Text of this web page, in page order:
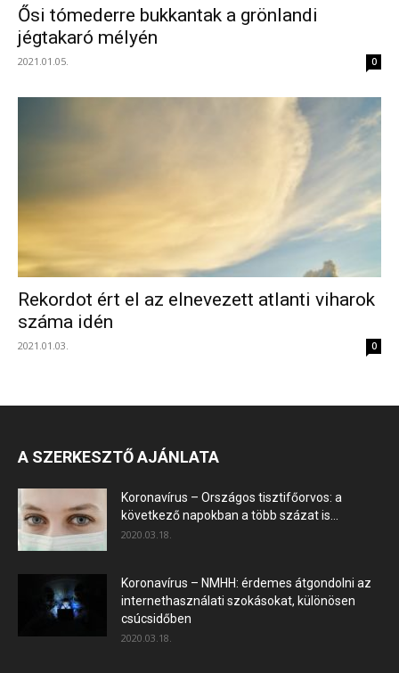
Ősi tómederre bukkantak a grönlandi
jégtakaró mélyén
2021.01.05. 0
Rekordot ért el az elnevezett atlanti viharok
száma idén
2021.01.03. 0
A SZERKESZTŐ AJÁNLATA
Koronavírus – Országos tisztifőorvos: a
következő napokban a több százat is...
2020.03.18.
Koronavírus – NMHH: érdemes átgondolni az
internethasználati szokásokat, különösen
csúcsidőben
2020.03.18.